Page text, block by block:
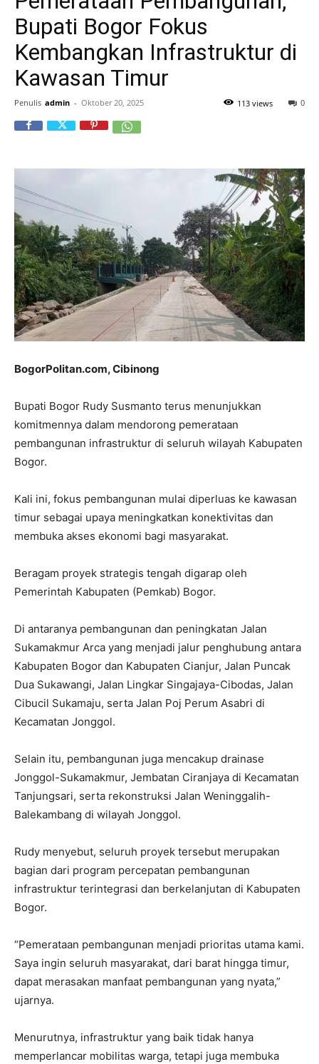
Bupati Bogor Fokus
Kembangkan Infrastruktur di
Kawasan Timur
Penulis admin - Oktober 20, 2025 0
113 views
BogorPolitan.com, Cibinong
Bupati Bogor Rudy Susmanto terus menunjukkan
komitmennya dalam mendorong pemerataan
pembangunan infrastruktur di seluruh wilayah Kabupaten
Bogor.
Kali ini, fokus pembangunan mulai diperluas ke kawasan
timur sebagai upaya meningkatkan konektivitas dan
membuka akses ekonomi bagi masyarakat.
Beragam proyek strategis tengah digarap oleh
Pemerintah Kabupaten (Pemkab) Bogor.
Di antaranya pembangunan dan peningkatan Jalan
Sukamakmur Arca yang menjadi jalur penghubung antara
Kabupaten Bogor dan Kabupaten Cianjur, Jalan Puncak
Dua Sukawangi, Jalan Lingkar Singajaya-Cibodas, Jalan
Cibucil Sukamaju, serta Jalan Poj Perum Asabri di
Kecamatan Jonggol.
Selain itu, pembangunan juga mencakup drainase
Jonggol-Sukamakmur, Jembatan Ciranjaya di Kecamatan
Tanjungsari, serta rekonstruksi Jalan Weninggalih-
Balekambang di wilayah Jonggol.
Rudy menyebut, seluruh proyek tersebut merupakan
bagian dari program percepatan pembangunan
infrastruktur terintegrasi dan berkelanjutan di Kabupaten
Bogor.
“Pemerataan pembangunan menjadi prioritas utama kami.
Saya ingin seluruh masyarakat, dari barat hingga timur,
dapat merasakan manfaat pembangunan yang nyata,”
ujarnya.
Menurutnya, infrastruktur yang baik tidak hanya
memperlancar mobilitas warga, tetapi juga membuka